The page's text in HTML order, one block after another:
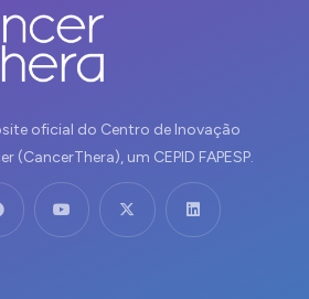
oficial do Centro de Inovação
(CancerThera), um CEPID FAPESP.